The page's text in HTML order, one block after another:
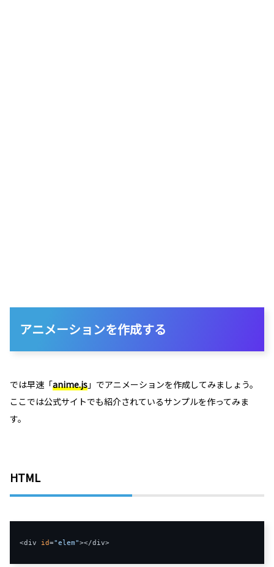
アニメーションを作成する
では早速「anime.js 」でアニメーションを作成してみましょう。
ここでは公式サイトでも紹介されているサンプルを作ってみま
す。
HTML
<div id="elem"